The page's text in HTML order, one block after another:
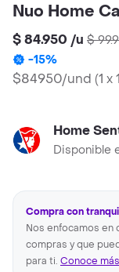
Nuo Home
$ 84.950 /u $
-15%
$84950/und (1 x
Home
Disponible
Compra con
Nos enfocamos
compras y que
para ti. Conoce